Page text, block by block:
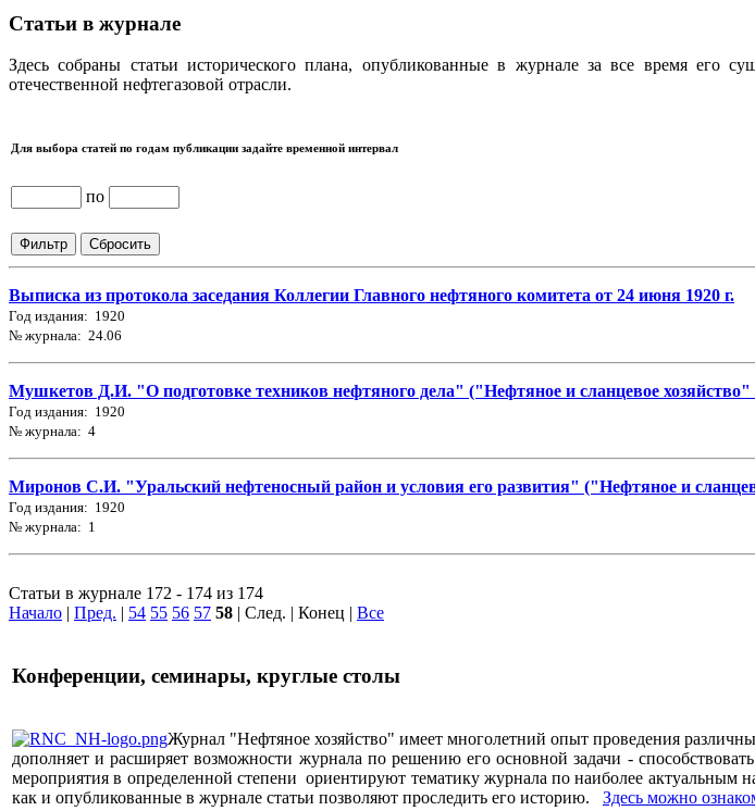
Статьи в журнале
Здесь собраны статьи исторического плана, опубликованные в журнале за все время его
отечественной нефтегазовой отрасли.
Для выбора статей по годам публикации задайте временной интервал
по
Выписка из протокола заседания Коллегии Главного нефтяного комитета от 24 июня 1920 г.
Год издания: 1920
№ журнала: 24.06
Мушкетов Д.И. "О подготовке техников нефтяного дела" ("Нефтяное и сланцевое хозяйство"
Год издания: 1920
№ журнала: 4
Миронов С.И. "Уральский нефтеносный район и условия его развития" ("Нефтяное и
Год издания: 1920
№ журнала: 1
Статьи в журнале 172 - 174 из 174
Начало | Пред. | 54 55 56 57 58 | След. | Конец | Все
Конференции, семинары, круглые столы
Журнал "Нефтяное хозяйство" имеет многолетний опыт проведения
дополняет и расширяет возможности журнала по решению его основной задачи -
мероприятия в определенной степени ориентируют тематику журнала по наиболее актуальным
как и опубликованные в журнале статьи позволяют проследить его историю. Здесь можно